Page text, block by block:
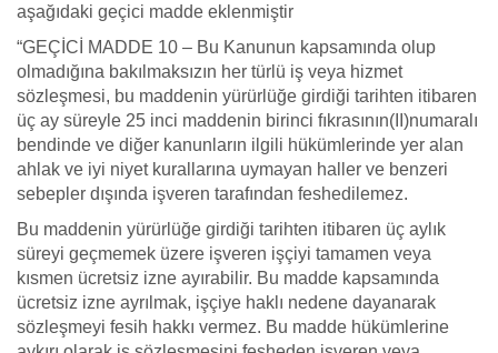
aşağıdaki geçici madde eklenmiştir
“GEÇİCİ MADDE 10 – Bu Kanunun kapsamında olup
olmadığına bakılmaksızın her türlü iş veya hizmet
sözleşmesi, bu maddenin yürürlüğe girdiği tarihten itibaren
üç ay süreyle 25 inci maddenin birinci fıkrasının(II)numaralı
bendinde ve diğer kanunların ilgili hükümlerinde yer alan
ahlak ve iyi niyet kurallarına uymayan haller ve benzeri
sebepler dışında işveren tarafından feshedilemez.
Bu maddenin yürürlüğe girdiği tarihten itibaren üç aylık
süreyi geçmemek üzere işveren işçiyi tamamen veya
kısmen ücretsiz izne ayırabilir. Bu madde kapsamında
ücretsiz izne ayrılmak, işçiye haklı nedene dayanarak
sözleşmeyi fesih hakkı vermez. Bu madde hükümlerine